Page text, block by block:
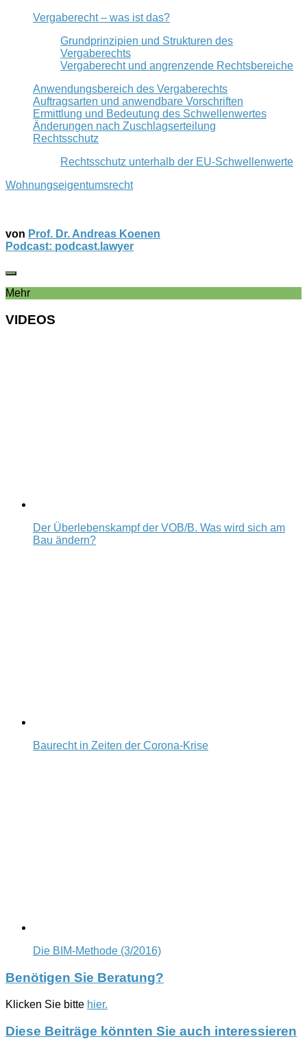
Vergaberecht – was ist das?
Grundprinzipien und Strukturen des
Vergaberechts
Vergaberecht und angrenzende Rechtsbereiche
Anwendungsbereich des Vergaberechts
Auftragsarten und anwendbare Vorschriften
Ermittlung und Bedeutung des Schwellenwertes
Änderungen nach Zuschlagserteilung
Rechtsschutz
Rechtsschutz unterhalb der EU-Schwellenwerte
Wohnungseigentumsrecht
von Prof. Dr. Andreas Koenen
Podcast: podcast.lawyer
Mehr
VIDEOS
Der Überlebenskampf der VOB/B. Was wird sich am
Bau ändern?
Baurecht in Zeiten der Corona-Krise
Die BIM-Methode (3/2016)
Benötigen Sie Beratung?
Klicken Sie bitte hier.
Diese Beiträge könnten Sie auch interessieren